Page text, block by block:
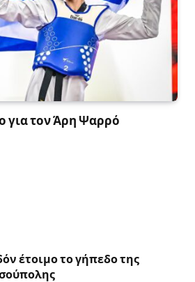
για τον Άρη Ψαρρό
έτοιμο το γήπεδο της